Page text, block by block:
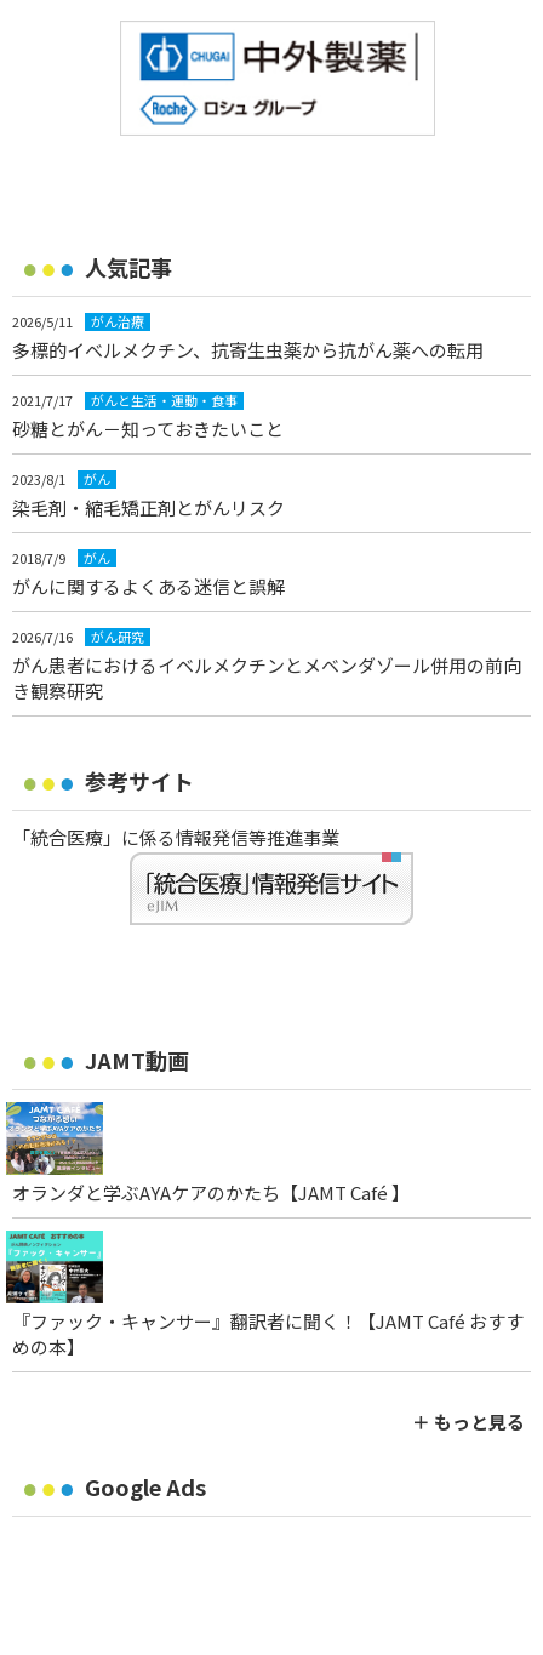
人気記事
2026/5/11 がん治療
多標的イベルメクチン、抗寄生虫薬から抗がん薬への転用
2021/7/17 がんと生活・運動・食事
砂糖とがん－知っておきたいこと
2023/8/1 がん
染毛剤・縮毛矯正剤とがんリスク
2018/7/9 がん
がんに関するよくある迷信と誤解
2026/7/16 がん研究
がん患者におけるイベルメクチンとメベンダゾール併用の前向
き観察研究
参考サイト
「統合医療」に係る情報発信等推進事業
JAMT動画
オランダと学ぶAYAケアのかたち【JAMT Café 】
『ファック・キャンサー』翻訳者に聞く！【JAMT Café おすす
めの本】
＋ もっと見る
Google Ads